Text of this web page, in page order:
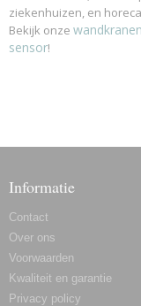
ziekenhuizen, en
Bekijk onze
sensor!
Informatie
Contact
Over ons
Voorwaarden
Kwaliteit en garantie
Privacy policy